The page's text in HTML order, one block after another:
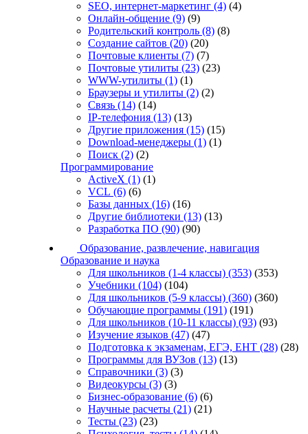
SEO, интернет-маркетинг (4) (4)
Онлайн-общение (9) (9)
Родительский контроль (8) (8)
Создание сайтов (20) (20)
Почтовые клиенты (7) (7)
Почтовые утилиты (23) (23)
WWW-утилиты (1) (1)
Браузеры и утилиты (2) (2)
Связь (14) (14)
IP-телефония (13) (13)
Другие приложения (15) (15)
Download-менеджеры (1) (1)
Поиск (2) (2)
Программирование
ActiveX (1) (1)
VCL (6) (6)
Базы данных (16) (16)
Другие библиотеки (13) (13)
Разработка ПО (90) (90)
Образование, развлечение, навигация
Образование и наука
Для школьников (1-4 классы) (353) (353)
Учебники (104) (104)
Для школьников (5-9 классы) (360) (360)
Обучающие программы (191) (191)
Для школьников (10-11 классы) (93) (93)
Изучение языков (47) (47)
Подготовка к экзаменам, ЕГЭ, ЕНТ (28) (28)
Программы для ВУЗов (13) (13)
Справочники (3) (3)
Видеокурсы (3) (3)
Бизнес-образование (6) (6)
Научные расчеты (21) (21)
Тесты (23) (23)